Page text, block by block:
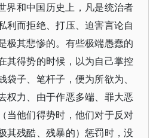
界和中国历史上，凡是统治者
利而拒绝、打压、迫害言论自
极其悲惨的。有些极端愚蠢的
其得势的时候，以为自己掌控
袋子、笔杆子，便为所欲为、
权力、由于作恶多端、罪大恶
当他们得势时，他们对于反对
其残酷、残暴的）惩罚时，没